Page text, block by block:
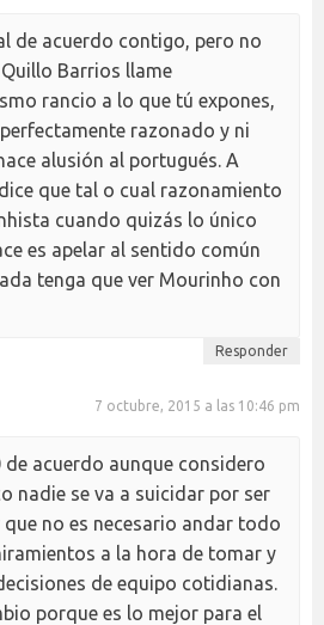
de acuerdo contigo, pero no
Barrios llame
rancio a lo que tú expones,
razonado y ni
alusión al portugués. A
que tal o cual razonamiento
cuando quizás lo único
es apelar al sentido común
tenga que ver Mourinho con
Responder
7 octubre, 2015 a las 10:46 pm
de acuerdo aunque considero
nadie se va a suicidar por ser
no es necesario andar todo
a la hora de tomar y
de equipo cotidianas.
porque es lo mejor para el